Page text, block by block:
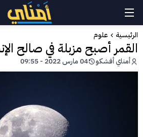
الرئيسية علوم
القمر أصبح مزبلة في صالح
أمناي أفشكو 04 مارس 2022 - 09:55